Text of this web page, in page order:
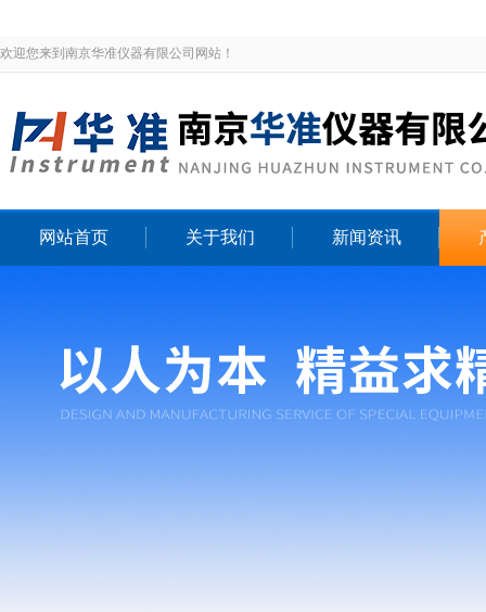
欢迎您来到南京华准仪器有限公司网站！
网站首页 关于我们 新闻资讯